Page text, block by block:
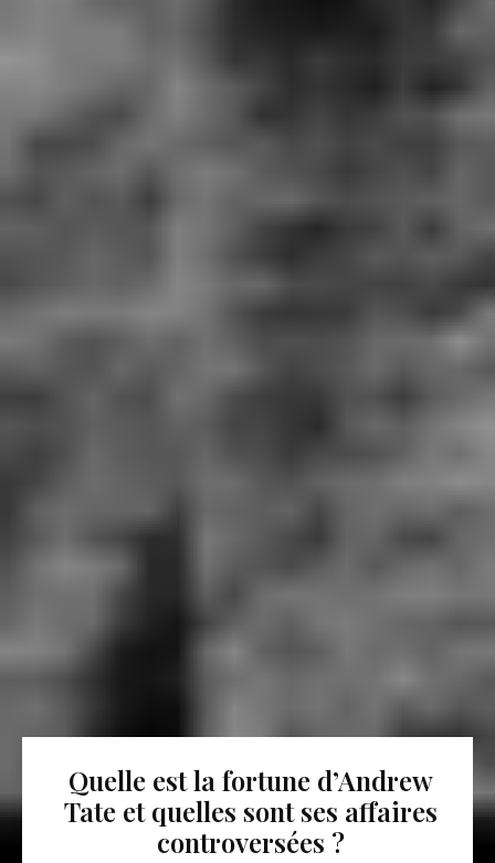
Quelle est la fortune d’Andrew
Tate et quelles sont ses affaires
controversées ?